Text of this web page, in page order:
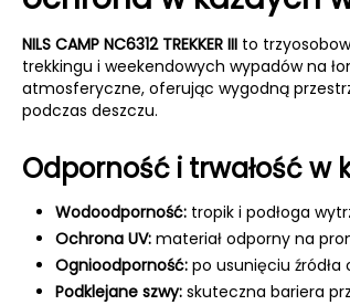
NILS CAMP NC6312 TREKKER III to
trekkingu i weekendowych wypadów na
atmosferyczne, oferując wygodną
podczas deszczu.
Odporność i trwałość
Wodoodporność: tropik i podłoga
Ochrona UV: materiał odporny na
Ognioodporność: po usunięciu
Podklejane szwy: skuteczna bariera